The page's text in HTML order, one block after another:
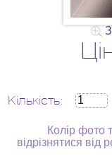
Кількість:
Колір фото
відрізнятися від